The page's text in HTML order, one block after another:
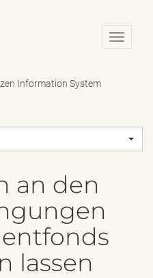
N
a
o
Information System
an den
lassen